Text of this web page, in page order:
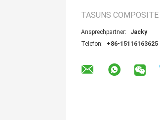
TASUNS COMPOSITE
Ansprechpartner:
Jacky
Telefon:
+86-15116163625